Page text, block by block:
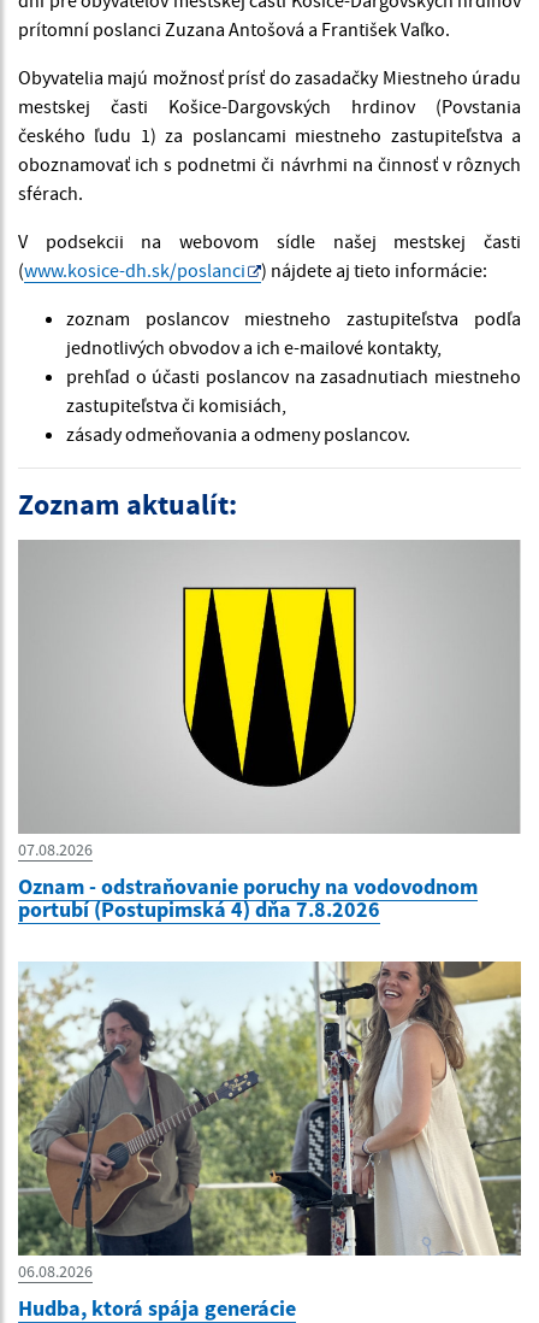
prítomní poslanci Zuzana Antošová a František Vaľko.
Obyvatelia majú možnosť prísť do zasadačky Miestneho úradu
mestskej časti Košice-Dargovských hrdinov (Povstania
českého ľudu 1) za poslancami miestneho zastupiteľstva a
oboznamovať ich s podnetmi či návrhmi na činnosť v rôznych
sférach.
V podsekcii na webovom sídle našej mestskej časti
(www.kosice-dh.sk/poslanci
) nájdete aj tieto informácie:
zoznam poslancov miestneho zastupiteľstva podľa
jednotlivých obvodov a ich e-mailové kontakty,
prehľad o účasti poslancov na zasadnutiach miestneho
zastupiteľstva či komisiách,
zásady odmeňovania a odmeny poslancov.
Zoznam aktualít:
07.08.2026
Oznam - odstraňovanie poruchy na vodovodnom
portubí (Postupimská 4) dňa 7.8.2026
06.08.2026
Hudba, ktorá spája generácie